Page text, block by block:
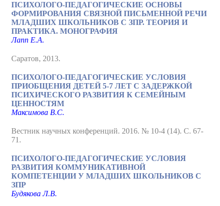
ПСИХОЛОГО-ПЕДАГОГИЧЕСКИЕ ОСНОВЫ
ФОРМИРОВАНИЯ СВЯЗНОЙ ПИСЬМЕННОЙ РЕЧИ
МЛАДШИХ ШКОЛЬНИКОВ С ЗПР. ТЕОРИЯ И
ПРАКТИКА. МОНОГРАФИЯ
Лапп Е.А.
Саратов, 2013.
ПСИХОЛОГО-ПЕДАГОГИЧЕСКИЕ УСЛОВИЯ
ПРИОБЩЕНИЯ ДЕТЕЙ 5-7 ЛЕТ С ЗАДЕРЖКОЙ
ПСИХИЧЕСКОГО РАЗВИТИЯ К СЕМЕЙНЫМ
ЦЕННОСТЯМ
Максимова В.С.
Вестник научных конференций. 2016. № 10-4 (14). С. 67-
71.
ПСИХОЛОГО-ПЕДАГОГИЧЕСКИЕ УСЛОВИЯ
РАЗВИТИЯ КОММУНИКАТИВНОЙ
КОМПЕТЕНЦИИ У МЛАДШИХ ШКОЛЬНИКОВ С
ЗПР
Будякова Л.В.